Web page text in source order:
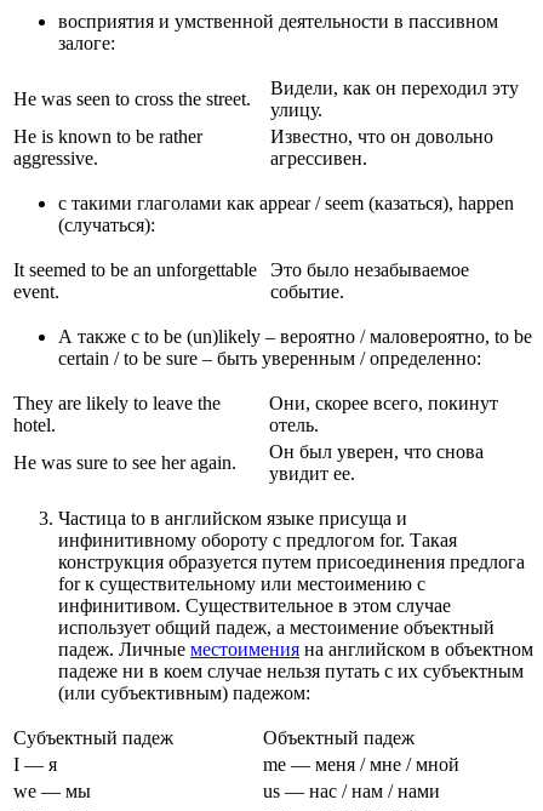
восприятия и умственной деятельности в пассивном
залоге:
He was seen to cross the street.
Видели, как он переходил эту
улицу.
He is known to be rather
aggressive.
Известно, что он довольно
агрессивен.
с такими глаголами как appear / seem (казаться), happen
(случаться):
It seemed to be an unforgettable
event.
Это было незабываемое
событие.
А также с to be (un)likely – вероятно / маловероятно, to be
certain / to be sure – быть уверенным / определенно:
They are likely to leave the
hotel.
Они, скорее всего, покинут
отель.
He was sure to see her again.
Он был уверен, что снова
увидит ее.
Частица to в английском языке присуща и
инфинитивному обороту с предлогом for. Такая
конструкция образуется путем присоединения предлога
for к существительному или местоимению с
инфинитивом. Существительное в этом случае
использует общий падеж, а местоимение объектный
падеж. Личные местоимения на английском в объектном
падеже ни в коем случае нельзя путать с их субъектным
(или субъективным) падежом:
Субъектный падеж
Объектный падеж
I — я
me — меня / мне / мной
we — мы
us — нас / нам / нами